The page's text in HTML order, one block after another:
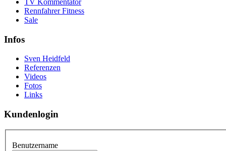
TV Kommentator
Rennfahrer Fitness
Sale
Infos
Sven Heidfeld
Referenzen
Videos
Fotos
Links
Kundenlogin
Benutzername